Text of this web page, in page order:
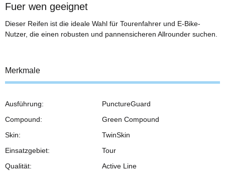
Fuer wen geeignet
Dieser Reifen ist die ideale Wahl für Tourenfahrer und E-Bike-
Nutzer, die einen robusten und pannensicheren Allrounder suchen.
Merkmale
Ausführung:
PunctureGuard
Compound:
Green Compound
Skin:
TwinSkin
Einsatzgebiet:
Tour
Qualität:
Active Line